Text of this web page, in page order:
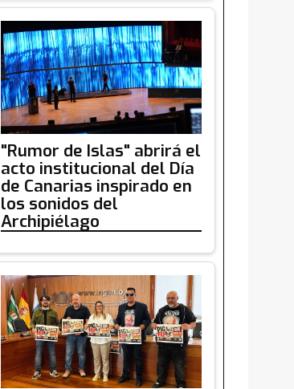
"Rumor de Islas" abrirá el
acto institucional del Día
de Canarias inspirado en
los sonidos del
Archipiélago